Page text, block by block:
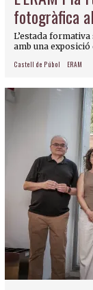
fotogràfica
L’estada formativa
amb una exposició
Castell de Púbol ERAM